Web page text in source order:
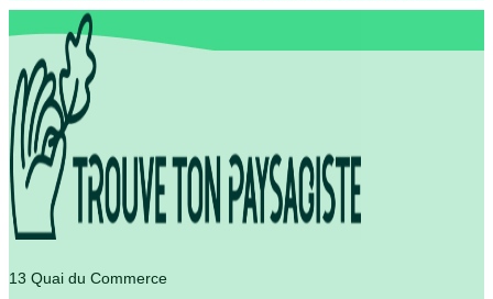
13 Quai du Commerce